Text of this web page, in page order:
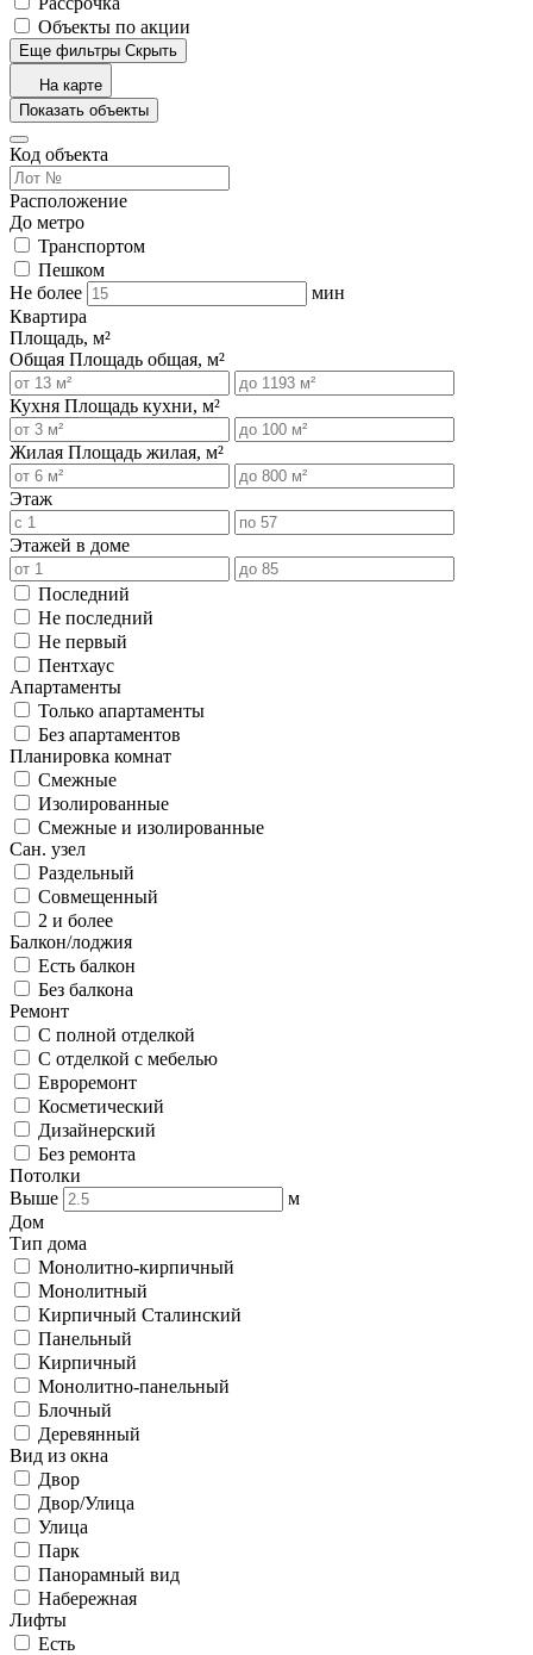
Объекты по акции
Еще фильтры Скрыть
На карте
Показать объекты
Код объекта
Расположение
До метро
Транспортом
Пешком
Не более
мин
Квартира
Площадь, м²
Общая Площадь общая, м²
Кухня Площадь кухни, м²
Жилая Площадь жилая, м²
Этаж
Этажей в доме
Последний
Не последний
Не первый
Пентхаус
Апартаменты
Только апартаменты
Без апартаментов
Планировка комнат
Смежные
Изолированные
Смежные и изолированные
Сан. узел
Раздельный
Совмещенный
2 и более
Балкон/лоджия
Есть балкон
Без балкона
Ремонт
С полной отделкой
С отделкой с мебелью
Евроремонт
Косметический
Дизайнерский
Без ремонта
Потолки
Выше
м
Дом
Тип дома
Монолитно-кирпичный
Монолитный
Кирпичный Сталинский
Панельный
Кирпичный
Монолитно-панельный
Блочный
Деревянный
Вид из окна
Двор
Двор/Улица
Улица
Парк
Панорамный вид
Набережная
Лифты
Есть